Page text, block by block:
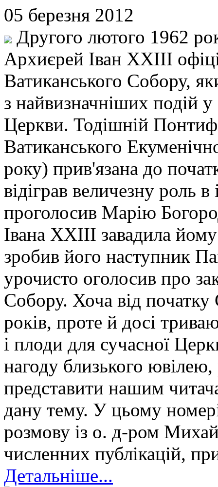
05 березня 2012
Другого лютого 1962
Архиєрей Іван XXIII
Ватиканського Собору,
з найвизначніших подій у
Церкви. Тодішній
Ватиканського
року) прив'язана до
відіграв величезну роль
проголосив Марію
Івана XXIII завадила
зробив його наступник
урочисто оголосив про
Собору. Хоча від
років, проте й досі
і плоди для сучасної
нагоду близького
представити нашим
дану тему. У цьому
розмову із о. д-ром
численних публікацій,
Детальніше...